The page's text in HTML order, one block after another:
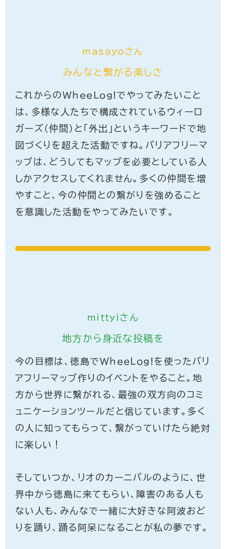
masayoさん
みんなと繋がる楽しさ
これからのWheeLog!でやってみたいこと
は、多様な人たちで構成されているウィーロ
ガーズ（仲間）と「外出」というキーワードで地
図づくりを超えた活動ですね。バリアフリーマ
ップは、どうしてもマップを必要としている人
しかアクセスしてくれません。多くの仲間を増
やすこと、今の仲間との繋がりを強めること
を意識した活動をやってみたいです。
mittyiさん
地方から身近な投稿を
今の目標は、徳島でWheeLog!を使ったバリ
アフリーマップ作りのイベントをやること。地
方から世界に繋がれる、最強の双方向のコミ
ュニケーションツールだと信じています。多く
の人に知ってもらって、繋がっていけたら絶対
に楽しい！
そしていつか、リオのカーニバルのように、世
界中から徳島に来てもらい、障害のある人も
ない人も、みんなで一緒に大好きな阿波おど
りを踊り、踊る阿呆になることが私の夢です。